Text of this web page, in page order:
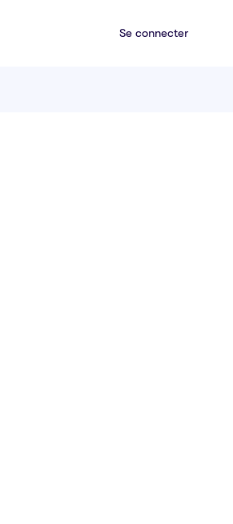
Se connecter